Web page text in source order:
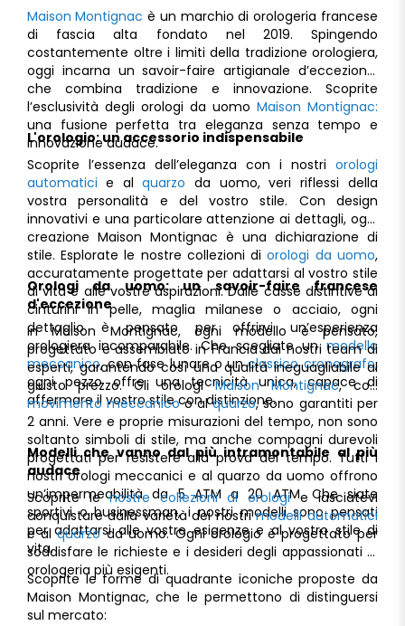
Maison Montignac è un marchio di orologeria francese
di fascia alta fondato nel 2019. Spingendo
costantemente oltre i limiti della tradizione orologiera,
oggi incarna un savoir-faire artigianale d’eccezione,
che combina tradizione e innovazione. Scoprite
l’esclusività degli orologi da uomo Maison Montignac:
una fusione perfetta tra eleganza senza tempo e
innovazione audace.
L'orologio: un accessorio indispensabile
Scoprite l’essenza dell’eleganza con i nostri orologi
automatici e al quarzo da uomo, veri riflessi della
vostra personalità e del vostro stile. Con design
innovativi e una particolare attenzione ai dettagli, ogni
creazione Maison Montignac è una dichiarazione di
stile. Esplorate le nostre collezioni di orologi da uomo,
accuratamente progettate per adattarsi al vostro stile
di vita e alle vostre aspirazioni. Dalle casse distintive ai
cinturini in pelle, maglia milanese o acciaio, ogni
dettaglio è pensato per offrirvi un’esperienza
orologiera incomparabile. Che scegliate un modello
meccanico, con fase lunare o unclassico cronografo,
ogni pezzo offre una tecnicità unica, capace di
affermare il vostro stile con distinzione.
Orologi da uomo: un savoir-faire francese
d'eccezione
In Maison Montignac, ogni modello è pensato,
progettato e assemblato in Francia dai nostri team di
esperti, garantendo così una qualità ineguagliabile al
giusto prezzo. Gli orologiMaison Montignac, con
movimento meccanicoo alquarzo, sono garantiti per
2 anni. Vere e proprie misurazioni del tempo, non sono
soltanto simboli di stile, ma anche compagni durevoli
progettati per resistere alla prova del tempo. Tutti i
nostri orologi meccanici e al quarzo da uomo offrono
un’impermeabilità da 5 ATM a 20 ATM. Che siate
sportivi o businessman, i nostri modelli sono pensati
per adattarsi alle vostre esigenze e al vostro stile di
vita.
Modelli che vanno dal più intramontabile al più
audace
Scoprite lenostre collezioni di orologie lasciatevi
conquistare dalla varietà dei nostrimodelli automatici
e alquarzoda uomo. Ogni orologio è progettato per
soddisfare le richieste e i desideri degli appassionati di
orologeria più esigenti.
Scoprite le forme di quadrante iconiche proposte da
Maison Montignac, che le permettono di distinguersi
sul mercato: